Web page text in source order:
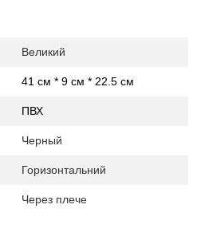
Великий
41 см * 9 см * 22.5 см
ПВХ
Черный
Горизонтальний
Через плече